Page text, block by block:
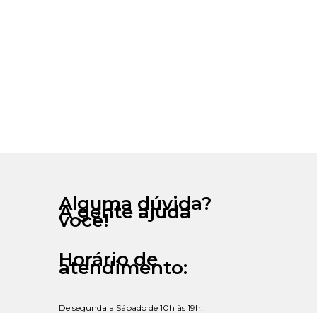
Alguma dúvida?
A gente ajuda
você!
Horário de
atendimento:
De segunda a Sábado de 10h às 19h.